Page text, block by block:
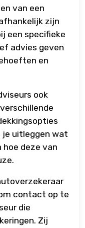
van een
zijn
een specifieke
advies geven
en
ook
je uitleggen wat
deze van
contact op te
die
Zij